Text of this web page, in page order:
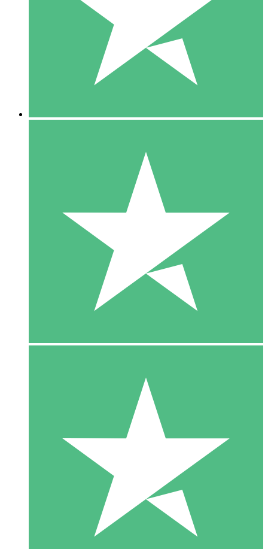
1 Téléchargement
10 00
10 Téléchargements
20 00